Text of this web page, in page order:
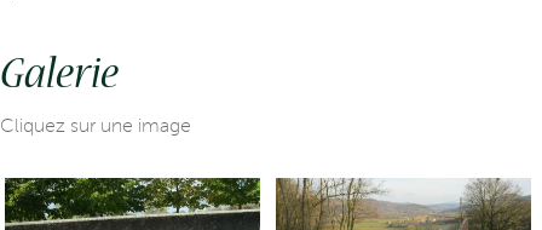
Galerie
Cliquez sur une image